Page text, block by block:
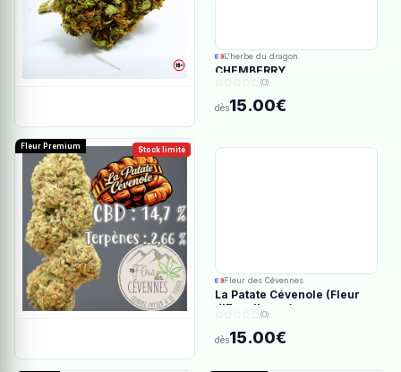
L'herbe du dragon
CHEMBERRY
(0)
dès15.00€
Stock limité
Fleur Premium
Fleur des Cévennes
La Patate Cévenole (Fleur
d'Excellence)
(0)
dès15.00€